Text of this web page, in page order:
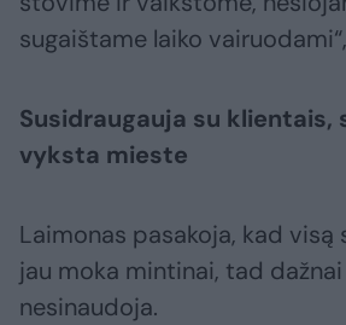
sugaištame laiko
Susidraugauja su klientais,
vyksta mieste
Laimonas pasakoja, kad visą
jau moka mintinai, tad
nesinaudoja.